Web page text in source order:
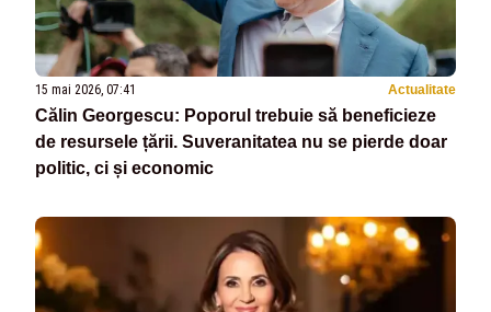
15 mai 2026, 07:41 Actualitate
Călin Georgescu: Poporul trebuie să beneficieze
de resursele țării. Suveranitatea nu se pierde doar
politic, ci și economic